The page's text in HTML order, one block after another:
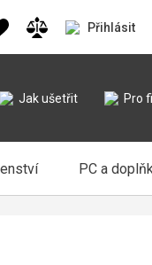
Přihlásit
Jak ušetřit Pro
PC a